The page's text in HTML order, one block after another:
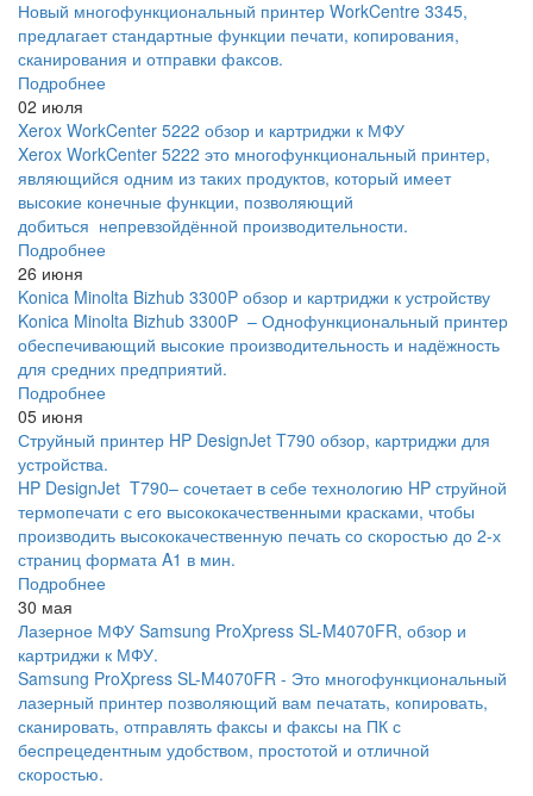
Новый многофункциональный принтер WorkCentre 3345,
предлагает стандартные функции печати, копирования,
сканирования и отправки факсов.
Подробнее
02 июля
Xerox WorkCenter 5222 обзор и картриджи к МФУ
Xerox WorkCenter 5222 это многофункциональный принтер,
являющийся одним из таких продуктов, который имеет
высокие конечные функции, позволяющий
добиться непревзойдённой производительности.
Подробнее
26 июня
Konica Minolta Bizhub 3300P обзор и картриджи к устройству
Konica Minolta Bizhub 3300P – Однофункциональный принтер
обеспечивающий высокие производительность и надёжность
для средних предприятий.
Подробнее
05 июня
Струйный принтер HP DesignJet T790 обзор, картриджи для
устройства.
HP DesignJet T790– сочетает в себе технологию HP струйной
термопечати с его высококачественными красками, чтобы
производить высококачественную печать со скоростью до 2-х
страниц формата A1 в мин.
Подробнее
30 мая
Лазерное МФУ Samsung ProXpress SL-M4070FR, обзор и
картриджи к МФУ.
Samsung ProXpress SL-M4070FR - Это многофункциональный
лазерный принтер позволяющий вам печатать, копировать,
сканировать, отправлять факсы и факсы на ПК с
беспрецедентным удобством, простотой и отличной
скоростью.